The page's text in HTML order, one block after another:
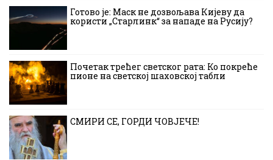
Готово је: Маск не дозвољава Кијеву да
користи „Старлинк“ за нападе на Русију?
Почетак трећег светског рата: Ко покреће
пионе на светској шаховској табли
СМИРИ СЕ, ГОРДИ ЧОВЈЕЧЕ!